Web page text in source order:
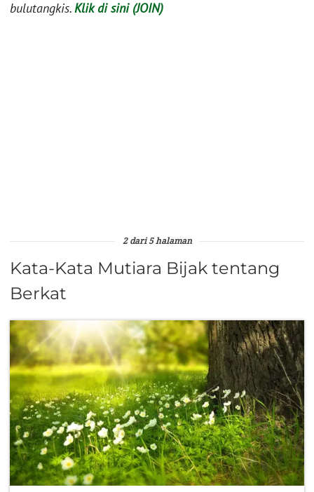
bulutangkis.Klik di sini (JOIN)
2 dari 5 halaman
Kata-Kata Mutiara Bijak tentang
Berkat